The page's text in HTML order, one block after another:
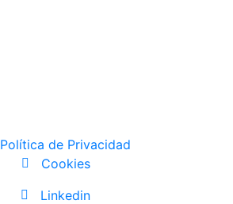
Política de Privacidad
Cookies
Linkedin